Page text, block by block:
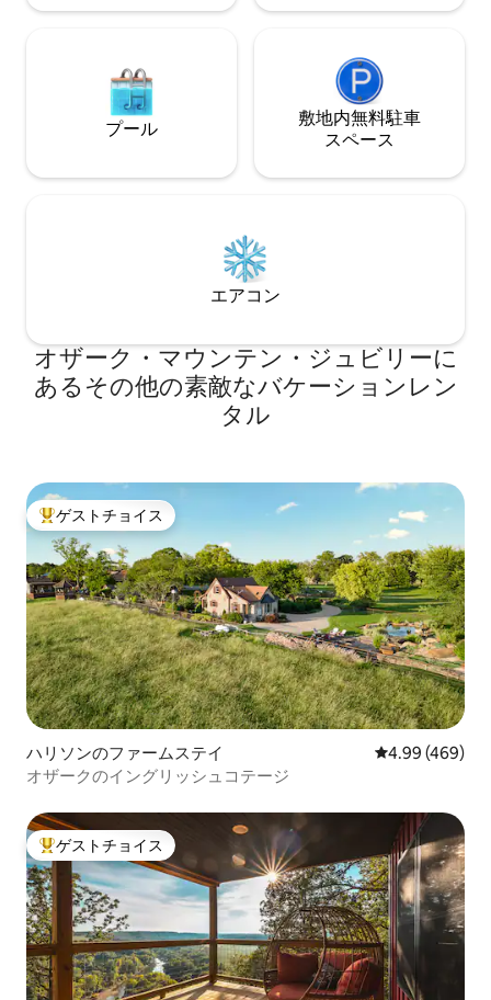
プール
敷地内無料駐⁠車
ス⁠ペ⁠ー⁠ス
エアコン
オザーク・マウンテン・ジュビリーに
あるその他の素敵なバケーションレン
タル
大好評のゲストチョイスです。
ゲストチョイス
ハリソンのファームステイ レビュー469
4.99 (469)
オザークのイングリッシュコテージ
大好評のゲストチョイスです。
ゲストチョイス